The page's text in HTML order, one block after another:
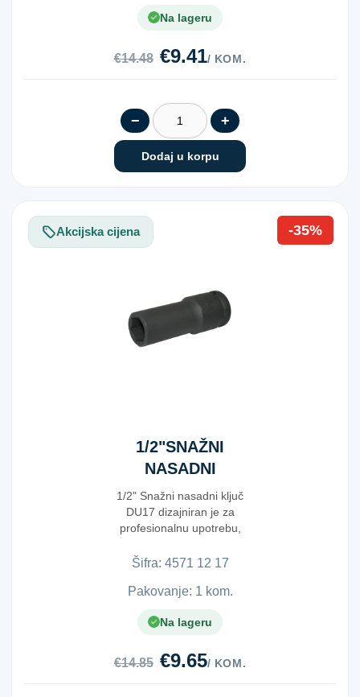
Na lageru
€14.48 €9.41/ KOM.
− +
Dodaj u korpu
Akcijska cijena -35%
1/2"SNAŽNI
NASADNI
KLJUČ DU17
1/2" Snažni nasadni ključ
DU17 dizajniran je za
profesionalnu upotrebu,
Šifra: 4​5​7​1​ ​1​2​ ​1​7​
Pakovanje: 1 kom.
Na lageru
€14.85 €9.65/ KOM.